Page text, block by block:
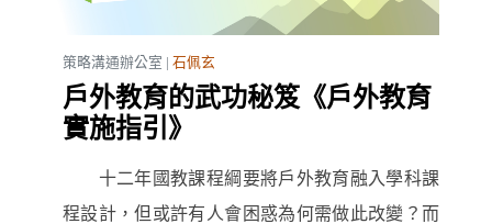
策略溝通辦公室 | 石佩玄
戶外教育的武功秘笈《戶外教育
實施指引》
十二年國教課程綱要將戶外教育融入學科課
程設計，但或許有人會困惑為何需做此改變？而